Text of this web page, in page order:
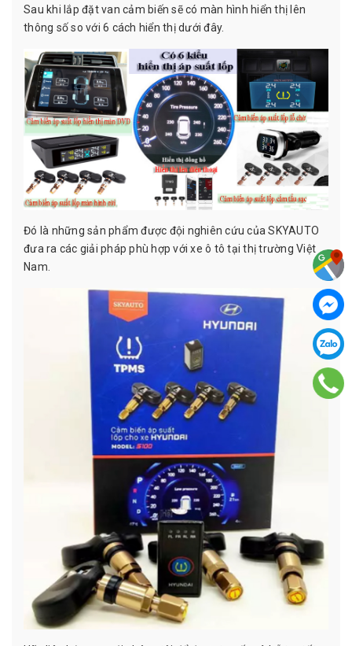
Sau khi lắp đặt van cảm biến sẽ có màn hình hiển thị lên
thông số so với 6 cách hiển thị dưới đây.
Đó là những sản phẩm được đội nghiên cứu của SKYAUTO
đưa ra các giải pháp phù hợp với xe ô tô tại thị trường Việt
Nam.